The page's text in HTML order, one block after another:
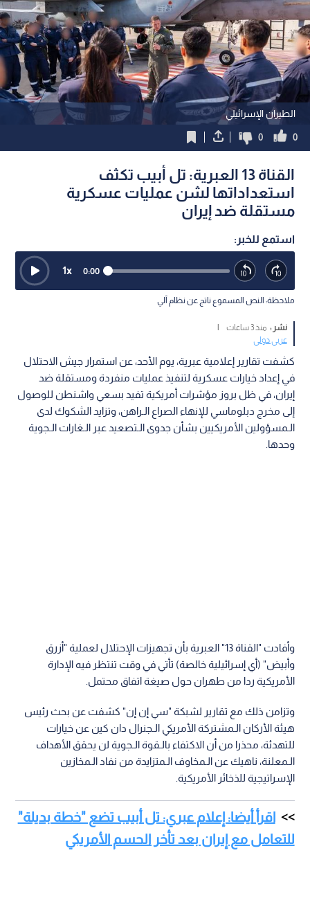
الطيران الإسرائيلي
0
0
القناة 13 العبرية: تل أبيب تكثف
استعداداتها لشن عمليات عسكرية
مستقلة ضد إيران
استمع للخبر:
0:00
1x
ملاحظة: النص المسموع ناتج عن نظام آلي
نشر : منذ 3 ساعات
عربي دولي
كشفت تقارير إعلامية عبرية، يوم الأحد، عن استمرار جيش الاحتلال
في إعداد خيارات عسكرية لتنفيذ عمليات منفردة ومستقلة ضد
إيران، في ظل بروز مؤشرات أمريكية تفيد بسعي واشنطن للوصول
إلى مخرج دبلوماسي للإنهاء الصراع الـراهن، وتزايد الشكوك لدى
الـمسؤولين الأمريكيين بشأن جدوى الـتصعيد عبر الـغارات الـجوية
وحدها.
وأفادت "القناة 13" العبرية بأن تجهيزات الإحتلال لعملية "أزرق
وأبيض" (أي إسرائيلية خالصة) تأتي في وقت تنتظر فيه الإدارة
الأمريكية ردا من طهران حول صيغة اتفاق محتمل.
وتزامن ذلك مع تقارير لشبكة "سي إن إن" كشفت عن بحث رئيس
هيئة الأركان الـمشتركة الأمريكي الـجنرال دان كين عن خيارات
للتهدئة، محذرا من أن الاكتفاء بالـقوة الـجوية لن يحقق الأهداف
الـمعلنة، ناهيك عن الـمخاوف الـمتزايدة من نفاد الـمخازين
الإسراتيجية للذخائر الأمريكية.
اقرأ أيضا: إعلام عبري: تل أبيب تضع "خطة بديلة"
للتعامل مع إيران بعد تأخر الحسم الأمريكي